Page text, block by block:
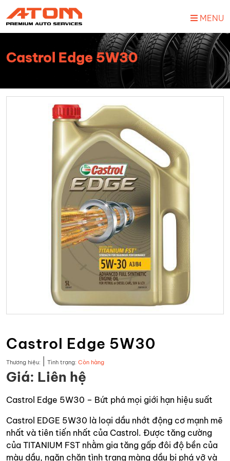
MENU
Castrol Edge 5W30
Castrol Edge 5W30
Thương hiệu: Tình trạng: Còn hàng
Giá: Liên hệ
Castrol Edge 5W30 – Bứt phá mọi giới hạn hiệu suất
Castrol EDGE 5W30 là loại dầu nhớt động cơ mạnh mẽ
nhất và tiên tiến nhất của Castrol. Được tăng cường
của TITANIUM FST nhằm gia tăng gấp đôi độ bền của
màu dầu, ngăn chặn tình trạng màng dầu bị phá vỡ và